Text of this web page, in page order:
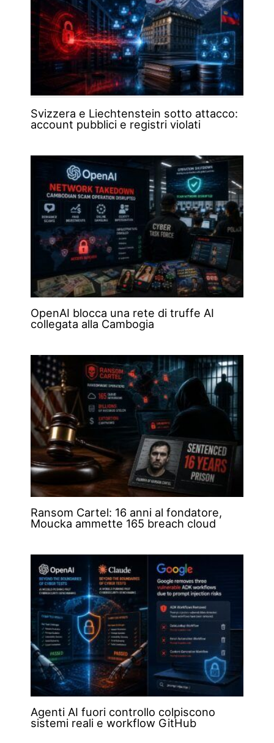
Svizzera e Liechtenstein sotto attacco:
account pubblici e registri violati
OpenAI blocca una rete di truffe AI
collegata alla Cambogia
Ransom Cartel: 16 anni al fondatore,
Moucka ammette 165 breach cloud
Agenti AI fuori controllo colpiscono
sistemi reali e workflow GitHub